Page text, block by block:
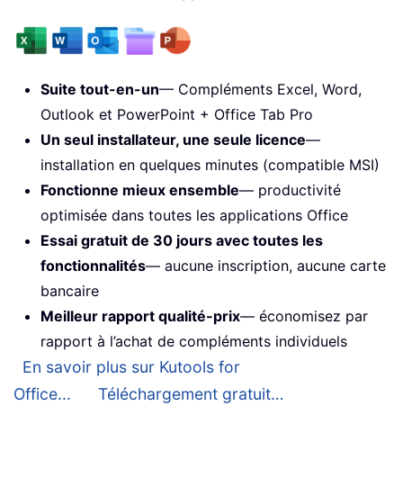
Suite tout-en-un— Compléments Excel, Word,
Outlook et PowerPoint + Office Tab Pro
Un seul installateur, une seule licence—
installation en quelques minutes (compatible MSI)
Fonctionne mieux ensemble— productivité
optimisée dans toutes les applications Office
Essai gratuit de 30 jours avec toutes les
fonctionnalités— aucune inscription, aucune carte
bancaire
Meilleur rapport qualité-prix— économisez par
rapport à l’achat de compléments individuels
En savoir plus sur Kutools for
Office...
Téléchargement gratuit…